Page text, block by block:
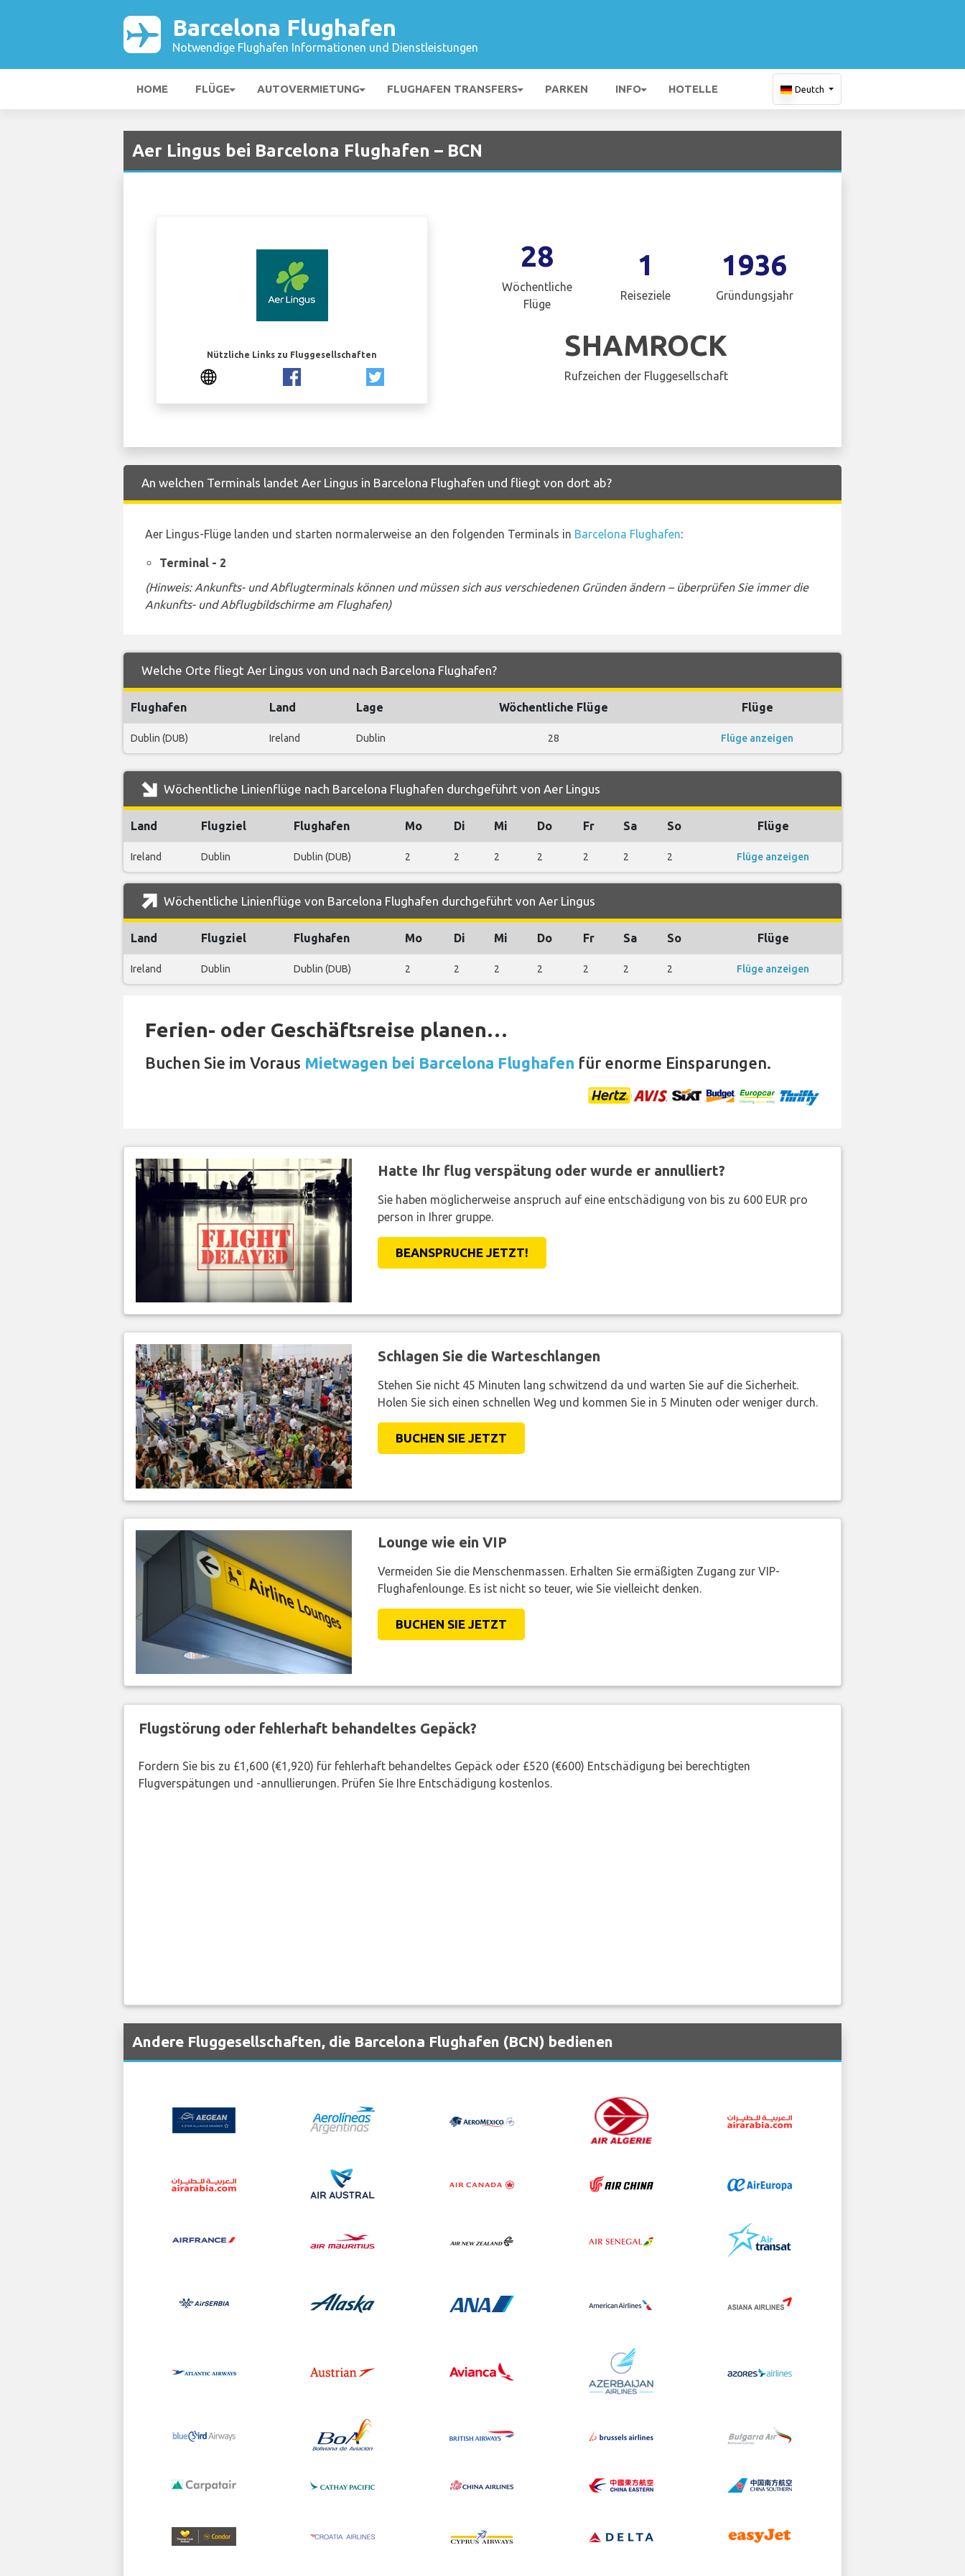
Barcelona Flughafen
Notwendige Flughafen Informationen und Dienstleistungen
HOME FLÜGE AUTOVERMIETUNG FLUGHAFEN TRANSFERS PARKEN INFO HOTELLE Deutch
Aer Lingus bei Barcelona Flughafen – BCN
Nützliche Links zu Fluggesellschaften
28
Wöchentliche
Flüge
1
Reiseziele
1936
Gründungsjahr
SHAMROCK
Rufzeichen der Fluggesellschaft
An welchen Terminals landet Aer Lingus in Barcelona Flughafen und fliegt von dort ab?
Aer Lingus-Flüge landen und starten normalerweise an den folgenden Terminals in Barcelona Flughafen:
Terminal - 2
(Hinweis: Ankunfts- und Abflugterminals können und müssen sich aus verschiedenen Gründen ändern – überprüfen Sie immer die
Ankunfts- und Abflugbildschirme am Flughafen)
Welche Orte fliegt Aer Lingus von und nach Barcelona Flughafen?
Flughafen Land Lage Wöchentliche Flüge Flüge
Dublin (DUB) Ireland Dublin 28 Flüge anzeigen
Wöchentliche Linienflüge nach Barcelona Flughafen durchgeführt von Aer Lingus
Land Flugziel Flughafen Mo Di Mi Do Fr Sa So Flüge
Ireland Dublin Dublin (DUB) 2 2 2 2 2 2 2 Flüge anzeigen
Wöchentliche Linienflüge von Barcelona Flughafen durchgeführt von Aer Lingus
Land Flugziel Flughafen Mo Di Mi Do Fr Sa So Flüge
Ireland Dublin Dublin (DUB) 2 2 2 2 2 2 2 Flüge anzeigen
Ferien- oder Geschäftsreise planen…
Buchen Sie im Voraus Mietwagen bei Barcelona Flughafen für enorme Einsparungen.
Hatte Ihr flug verspätung oder wurde er annulliert?
Sie haben möglicherweise anspruch auf eine entschädigung von bis zu 600 EUR pro
person in Ihrer gruppe.
BEANSPRUCHE JETZT!
Schlagen Sie die Warteschlangen
Stehen Sie nicht 45 Minuten lang schwitzend da und warten Sie auf die Sicherheit.
Holen Sie sich einen schnellen Weg und kommen Sie in 5 Minuten oder weniger durch.
BUCHEN SIE JETZT
Lounge wie ein VIP
Vermeiden Sie die Menschenmassen. Erhalten Sie ermäßigten Zugang zur VIP-
Flughafenlounge. Es ist nicht so teuer, wie Sie vielleicht denken.
BUCHEN SIE JETZT
Flugstörung oder fehlerhaft behandeltes Gepäck?
Fordern Sie bis zu £1,600 (€1,920) für fehlerhaft behandeltes Gepäck oder £520 (€600) Entschädigung bei berechtigten
Flugverspätungen und -annullierungen. Prüfen Sie Ihre Entschädigung kostenlos.
Andere Fluggesellschaften, die Barcelona Flughafen (BCN) bedienen